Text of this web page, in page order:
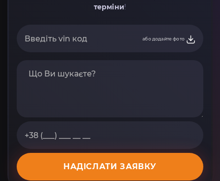
терміни!
або додайте фото
НАДІСЛАТИ ЗАЯВКУ